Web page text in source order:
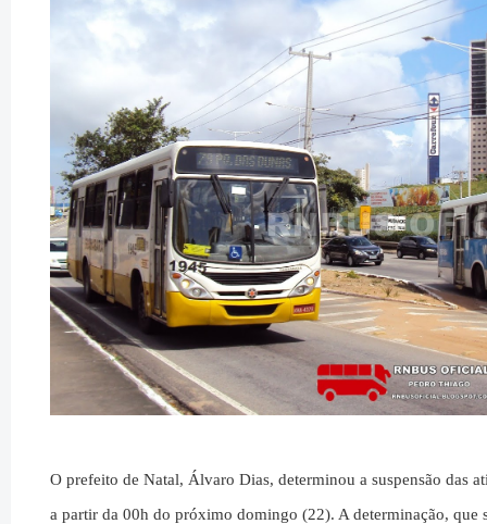
O prefeito de Natal, Álvaro Dias, determinou a suspensão das
a partir da 00h do próximo domingo (22). A determinação, que